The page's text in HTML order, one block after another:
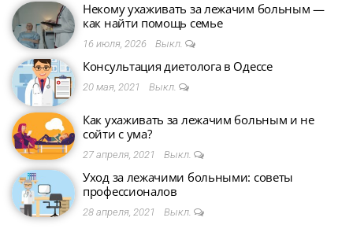
Некому ухаживать за лежачим больным —
как найти помощь семье
16 июля, 2026 Выкл.
Консультация диетолога в Одессе
20 мая, 2021 Выкл.
Как ухаживать за лежачим больным и не
сойти с ума?
27 апреля, 2021 Выкл.
Уход за лежачими больными: советы
профессионалов
28 апреля, 2021 Выкл.